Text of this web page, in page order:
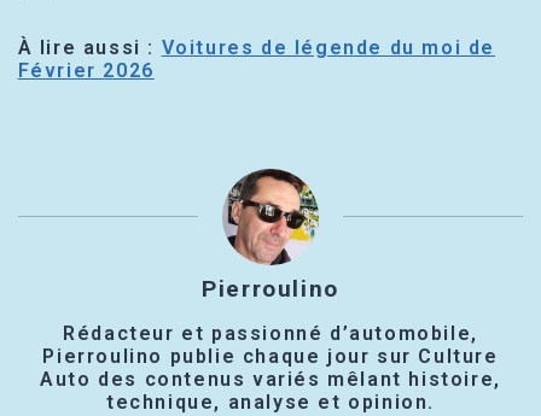
À lire aussi : Voitures de légende du moi de
Février 2026
Pierroulino
Rédacteur et passionné d’automobile,
Pierroulino publie chaque jour sur Culture
Auto des contenus variés mêlant histoire,
technique, analyse et opinion.